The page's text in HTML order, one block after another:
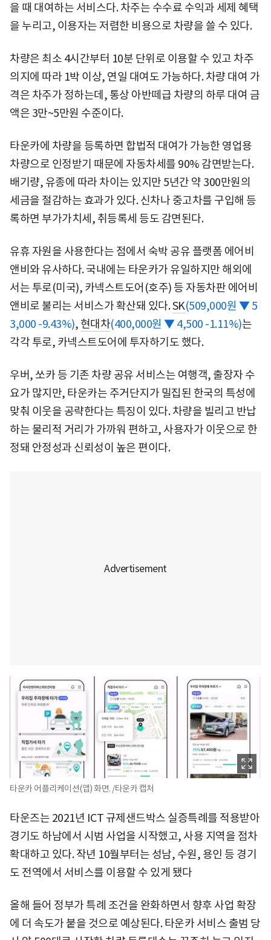
을 때 대여하는 서비스다. 차주는 수수료 수익과 세제 혜택
을 누리고, 이용자는 저렴한 비용으로 차량을 쓸 수 있다.
차량은 최소 4시간부터 10분 단위로 이용할 수 있고 차주
의지에 따라 1박 이상, 연일 대여도 가능하다. 차량 대여 가
격은 차주가 정하는데, 통상 아반떼급 차량의 하루 대여 금
액은 3만~5만원 수준이다.
타운카에 차량을 등록하면 합법적 대여가 가능한 영업용
차량으로 인정받기 때문에 자동차세를 90% 감면받는다.
배기량, 유종에 따라 차이는 있지만 5년간 약 300만원의
세금을 절감하는 효과가 있다. 신차나 중고차를 구입해 등
록하면 부가가치세, 취등록세 등도 감면된다.
유휴 자원을 사용한다는 점에서 숙박 공유 플랫폼 에어비
앤비와 유사하다. 국내에는 타운카가 유일하지만 해외에
서는 투로(미국), 카넥스트도어(호주) 등 자동차판 에어비
앤비로 불리는 서비스가 확산돼 있다.SK(509,000원 ▼ 5
3,000 -9.43%), 현대차(400,000원 ▼ 4,500 -1.11%)는
각각 투로, 카넥스트도어에 투자하기도 했다.
우버, 쏘카 등 기존 차량 공유 서비스는 여행객, 출장자 수
요가 많지만, 타운카는 주거단지가 밀집된 한국의 특성에
맞춰 이웃을 공략한다는 특징이 있다. 차량을 빌리고 반납
하는 물리적 거리가 가까워 편하고, 사용자가 이웃으로 한
정돼 안정성과 신뢰성이 높은 편이다.
타운카 어플리케이션(앱) 화면. /타운카 캡처
타운즈는 2021년 ICT 규제샌드박스 실증특례를 적용받아
경기도 하남에서 시범 사업을 시작했고, 사용 지역을 점차
확대하고 있다. 작년 10월부터는 성남, 수원, 용인 등 경기
도 전역에서 서비스를 이용할 수 있게 됐다
올해 들어 정부가 특례 조건을 완화하면서 향후 사업 확장
에 더 속도가 붙을 것으로 예상된다. 타운카 서비스 출범 당